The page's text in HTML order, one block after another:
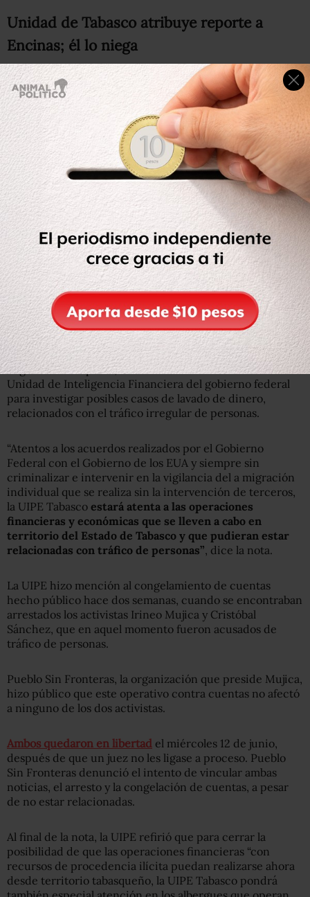
Unidad de Tabasco atribuye reporte a
Encinas; él lo niega
En medio de la tensión por los flujos migratorios en el
país, la Unidad de Inteligencia Patrimonial y Económica
del Estado de Tabasco atribuyó este martes al
subsecretario de Derechos Humanos, Población y
Migración, Alejandro Encinas, el reporte de inteligencia
sobre que
“ciertas organizaciones de la sociedad civil
para la atención de migrantes” son una “fachada” para
lavado de dinero y corrupción; pero el propio
funcionario negó ser la fuente.
“Lo desmiento categóricamente”, dijo Encinas en
conversación vía WhatsApp conAnimal Político.“Es falso.
Yo no hago ese tipo de trabajo”.
La UIPE hizo pública este 18 de juniouna notaen la que
señalaba que“coavyudará en la detección de
operaciones de lavado de dinero en albergues para la
atención de migrantes en territorio tabasqueño”.
Según dicho reporte, la UIPE comenzó a colaborar con la
Unidad de Inteligencia Financiera del gobierno federal
para investigar posibles casos de lavado de dinero,
relacionados con el tráfico irregular de personas.
“Atentos a los acuerdos realizados por el Gobierno
Federal con el Gobierno de los EUA y siempre sin
criminalizar e intervenir en la vigilancia del a migración
individual que se realiza sin la intervención de terceros,
la UIPE Tabasco estará atenta a las operaciones
financieras y económicas que se lleven a cabo en
territorio del Estado de Tabasco y que pudieran estar
relacionadas con tráfico de personas” , dice la nota.
La UIPE hizo mención al congelamiento de cuentas
hecho público hace dos semanas, cuando se encontraban
arrestados los activistas Irineo Mujica y Cristóbal
Sánchez, que en aquel momento fueron acusados de
tráfico de personas.
Pueblo Sin Fronteras, la organización que preside Mujica,
hizo público que este operativo contra cuentas no afectó
a ninguno de los dos activistas.
Ambos quedaron en libertad el miércoles 12 de junio,
después de que un juez no les ligase a proceso. Pueblo
Sin Fronteras denunció el intento de vincular ambas
noticias, el arresto y la congelación de cuentas, a pesar
de no estar relacionadas.
Al final de la nota, la UIPE refirió que para cerrar la
posibilidad de que las operaciones financieras “con
recursos de procedencia ilícita puedan realizarse ahora
desde territorio tabasqueño, la UIPE Tabasco pondrá